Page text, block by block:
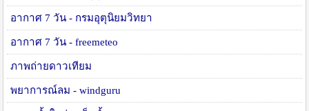
อากาศ 7 วัน - กรมอุตุนิยมวิทยา
อากาศ 7 วัน - freemeteo
ภาพถ่ายดาวเทียม
พยาการณ์ลม - windguru